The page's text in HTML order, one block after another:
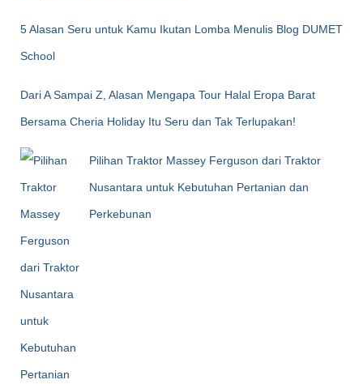
5 Alasan Seru untuk Kamu Ikutan Lomba Menulis Blog DUMET
School
Dari A Sampai Z, Alasan Mengapa Tour Halal Eropa Barat
Bersama Cheria Holiday Itu Seru dan Tak Terlupakan!
Pilihan Traktor Massey Ferguson dari Traktor
Nusantara untuk Kebutuhan Pertanian dan
Perkebunan